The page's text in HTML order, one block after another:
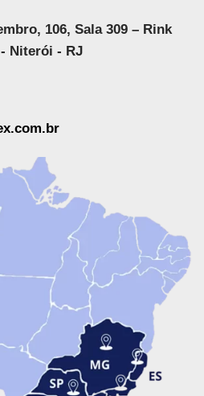
106, Sala 309 – Rink
Niterói - RJ